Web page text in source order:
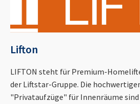
Lifton
LIFTON steht für Premium-
der Liftstar-Gruppe. Die
"Privataufzüge" für Innenräume sind